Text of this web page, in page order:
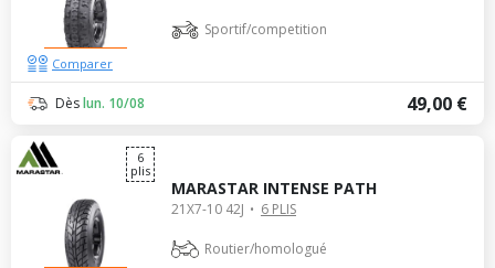
Sportif/competition
49,00 €
Dèslun. 10/08
Comparer
6
plis
MARASTAR INTENSE PATH
21X7-10 42J 6 PLIS
Routier/homologué